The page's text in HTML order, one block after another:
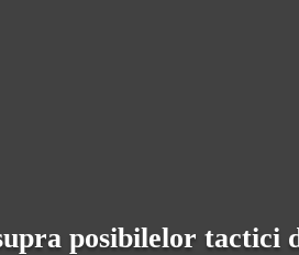
posibilelor tactici